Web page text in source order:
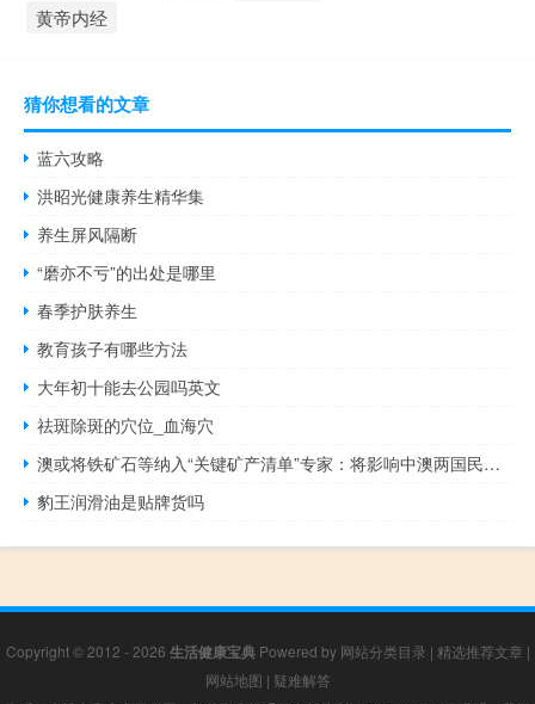
黄帝内经
猜你想看的文章
蓝六攻略
洪昭光健康养生精华集
养生屏风隔断
“磨亦不亏”的出处是哪里
春季护肤养生
教育孩子有哪些方法
大年初十能去公园吗英文
祛斑除斑的穴位_血海穴
澳或将铁矿石等纳入“关键矿产清单”专家：将影响中澳两国民众利益
豹王润滑油是贴牌货吗
Copyright © 2012 - 2026 生活健康宝典Powered by 网站分类目录 | 精选推荐文章 |
网站地图 | 疑难解答